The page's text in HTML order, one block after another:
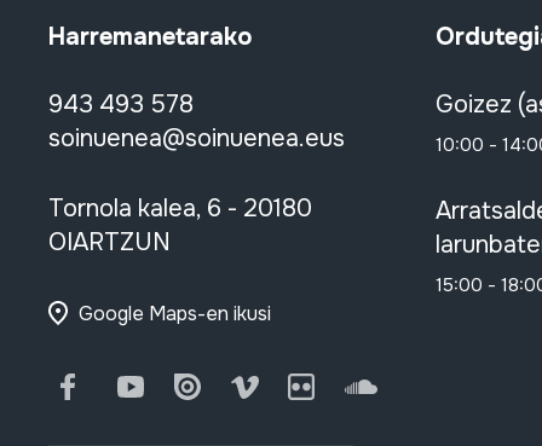
Harremanetarako
943 493 578
soinuenea@soinuenea.eus
Tornola kalea, 6 - 20180
OIARTZUN
Google Maps-en ikusi
FacebookYoutubeIssuu Vimeo FlickrSoundCloud
Goizez
10:00 -
15:00 -